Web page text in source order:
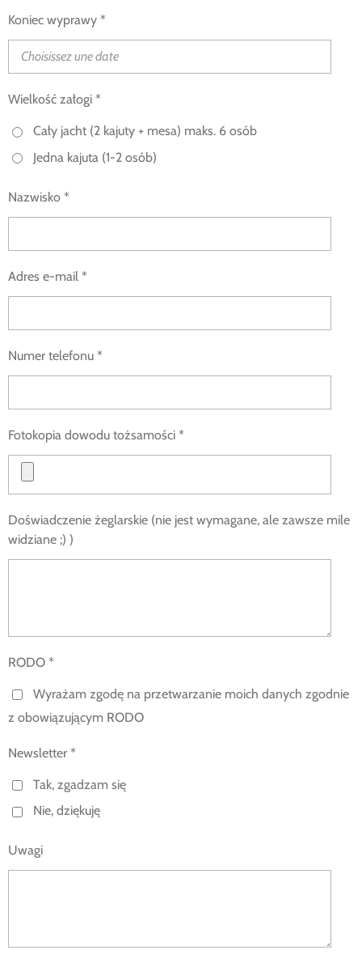
Koniec wyprawy *
Wielkość załogi *
Cały jacht (2 kajuty + mesa) maks. 6 osób
Jedna kajuta (1-2 osób)
Nazwisko *
Adres e-mail *
Numer telefonu *
Fotokopia dowodu tożsamości *
Doświadczenie żeglarskie (nie jest wymagane, ale zawsze mile
widziane ;) )
RODO *
Wyrażam zgodę na przetwarzanie moich danych zgodnie
z obowiązującym RODO
Newsletter *
Tak, zgadzam się
Nie, dziękuję
Uwagi